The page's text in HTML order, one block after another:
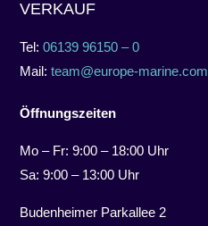
VERKAUF
Tel:06139 96150 – 0
Mail:team@europe-marine.com
Öffnungszeiten
Mo – Fr: 9:00 – 18:00 Uhr
Sa: 9:00 – 13:00 Uhr
Budenheimer Parkallee 2